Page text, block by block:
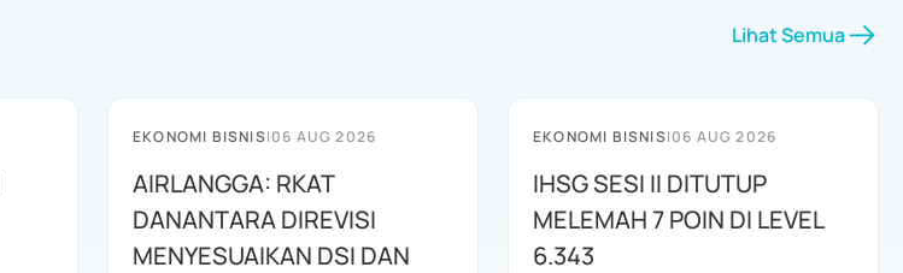
Lihat Semua
EKONOMI BISNIS|06 AUG 2026
AIRLANGGA: RKAT
DANANTARA DIREVISI
MENYESUAIKAN DSI DAN
EKONOMI BISNIS|06 AUG 2026
IHSG SESI II DITUTUP
MELEMAH 7 POIN DI LEVEL
6.343